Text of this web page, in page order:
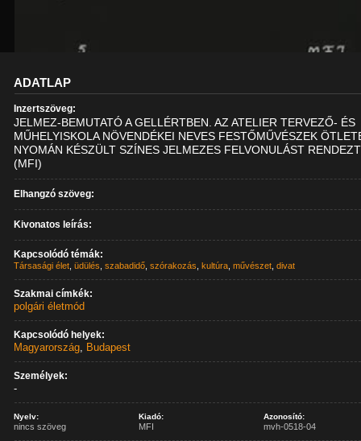
ADATLAP
Inzertszöveg:
JELMEZ-BEMUTATÓ A GELLÉRTBEN. AZ ATELIER TERVEZŐ- ÉS
MŰHELYISKOLA NÖVENDÉKEI NEVES FESTŐMŰVÉSZEK
NYOMÁN KÉSZÜLT SZÍNES JELMEZES FELVONULÁST
(MFI)
Elhangzó szöveg:
Kivonatos leírás:
Kapcsolódó témák:
Társasági élet ,üdülés ,szabadidő ,szórakozás ,kultúra ,művészet ,divat
Szakmai címkék:
polgári életmód
Kapcsolódó helyek:
Magyarország, Budapest
Személyek:
-
Nyelv:
nincs szöveg
Kiadó:
MFI
Azonosító:
mvh-0518-04